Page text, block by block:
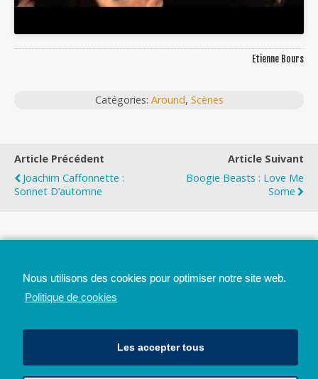
Etienne Bours
Catégories: Around, Scènes
Article Précédent
Joachim Caffonnette :
Sonnet D’automne
Article Suivant
Boogie Beasts : Love Me
Some
Nous utilisons des cookies pour optimiser notre site web.
Politique de cookies
Les accepter tous